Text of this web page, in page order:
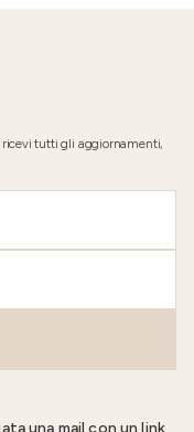
tutti gli aggiornamenti,
una mail con un link